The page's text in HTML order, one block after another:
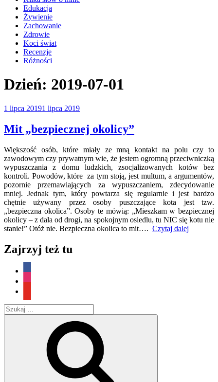
Edukacja
Żywienie
Zachowanie
Zdrowie
Koci świat
Recenzje
Różności
Dzień: 2019-07-01
Opublikowane
1 lipca 20191 lipca 2019
Mit „bezpiecznej okolicy”
Większość osób, które miały ze mną kontakt na polu czy to
zawodowym czy prywatnym wie, że jestem ogromną przeciwniczką
wypuszczania z domu ludzkich, zsocjalizowanych kotów bez
kontroli. Powodów, które za tym stoją, jest multum, a argumentów,
pozornie przemawiających za wypuszczaniem, zdecydowanie
mniej. Jednak tym, który powtarza się regularnie i jest bardzo
chętnie używany przez osoby puszczające kota jest tzw.
„bezpieczna okolica”. Osoby te mówią: „Mieszkam w bezpiecznej
okolicy – z dala od drogi, na spokojnym osiedlu, tu NIC się kotu nie
stanie!” Otóż nie. Bezpieczna okolica to mit…. Czytaj dalej
Zajrzyj też tu
Szukaj: